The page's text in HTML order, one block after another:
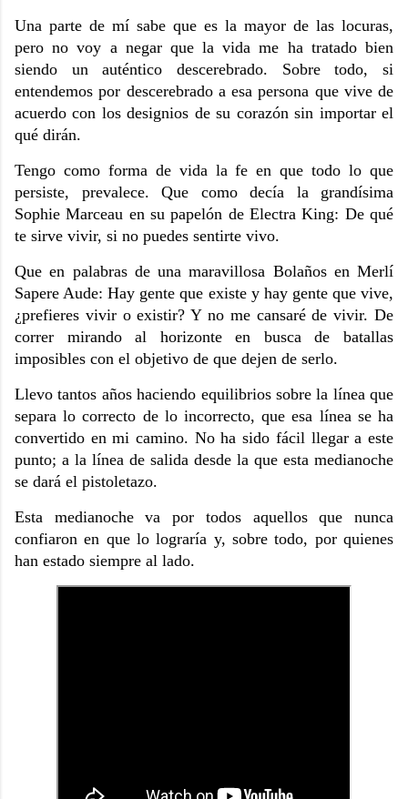
Una parte de mí sabe que es la mayor de las locuras,
pero no voy a negar que la vida me ha tratado bien
siendo un auténtico descerebrado. Sobre todo, si
entendemos por descerebrado a esa persona que vive de
acuerdo con los designios de su corazón sin importar el
qué dirán.
Tengo como forma de vida la fe en que todo lo que
persiste, prevalece. Que como decía la grandísima
Sophie Marceau en su papelón de Electra King: De qué
te sirve vivir, si no puedes sentirte vivo.
Que en palabras de una maravillosa Bolaños en Merlí
Sapere Aude: Hay gente que existe y hay gente que vive,
¿prefieres vivir o existir? Y no me cansaré de vivir. De
correr mirando al horizonte en busca de batallas
imposibles con el objetivo de que dejen de serlo.
Llevo tantos años haciendo equilibrios sobre la línea que
separa lo correcto de lo incorrecto, que esa línea se ha
convertido en mi camino. No ha sido fácil llegar a este
punto; a la línea de salida desde la que esta medianoche
se dará el pistoletazo.
Esta medianoche va por todos aquellos que nunca
confiaron en que lo lograría y, sobre todo, por quienes
han estado siempre al lado.